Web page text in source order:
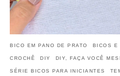
BICO EM PANO DE PRATO BICOS E
CROCHÊ DIY DIY, FAÇA VOCÊ
SÉRIE BICOS PARA INICIANTES